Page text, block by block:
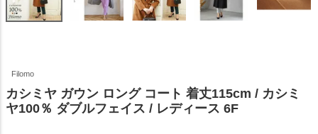
Filomo
カシミヤ ガウン ロング コート 着丈115cm / カシミ
ヤ100％ ダブルフェイス / レディース 6F